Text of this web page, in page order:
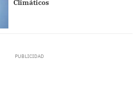
Climáticos